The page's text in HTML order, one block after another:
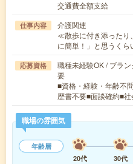
交通費全額支給
仕事内容
介護関連
≪散歩に付き添ったり
に簡単！」と思うく
応募資格
職種未経験OK / ブラ
要
■資格・経験・年齢不
歴書不要■面談確約■
職場の雰囲気
年齢層
20代
30代